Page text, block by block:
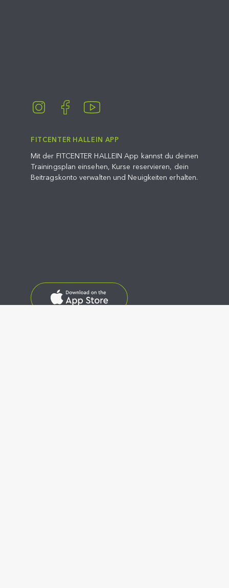
FITCENTER HALLEIN APP
Mit der FITCENTER HALLEIN App kannst du deinen
Trainingsplan einsehen, Kurse reservieren, dein
Beitragskonto verwalten und Neuigkeiten erhalten.